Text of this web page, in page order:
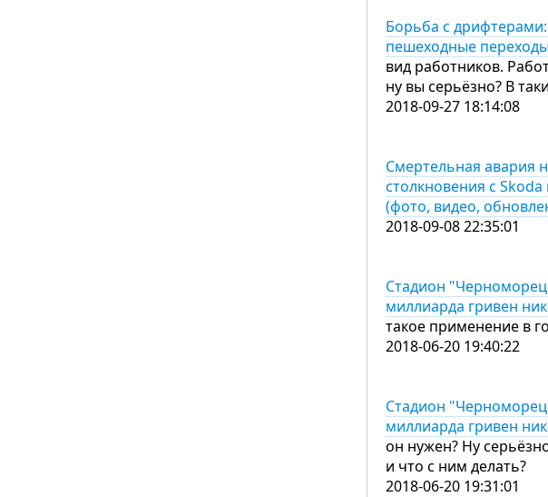
Борьба с
пешеходные
вид работников.
ну вы серьёзно? В
2018-09-27 18:14:08
Смертельная авария
столкновения с
(фото, видео,
2018-09-08 22:35:01
Стадион
миллиарда гривен
такое применение в
2018-06-20 19:40:22
Стадион
миллиарда гривен
он нужен? Ну
и что с ним делать?
2018-06-20 19:31:01